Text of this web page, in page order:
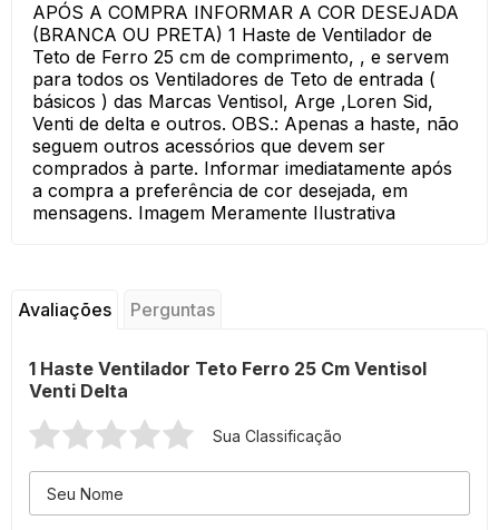
APÓS A COMPRA INFORMAR A COR DESEJADA
(BRANCA OU PRETA) 1 Haste de Ventilador de
Teto de Ferro 25 cm de comprimento, , e servem
para todos os Ventiladores de Teto de entrada (
básicos ) das Marcas Ventisol, Arge ,Loren Sid,
Venti de delta e outros. OBS.: Apenas a haste, não
seguem outros acessórios que devem ser
comprados à parte. Informar imediatamente após
a compra a preferência de cor desejada, em
mensagens. Imagem Meramente Ilustrativa
Avaliações Perguntas
1 Haste Ventilador Teto Ferro 25 Cm Ventisol
Venti Delta
Sua Classificação